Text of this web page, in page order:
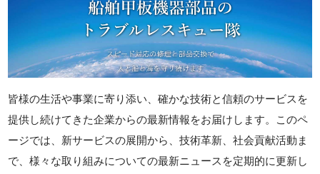
皆様の生活や事業に寄り添い、確かな技術と信頼のサービスを
提供し続けてきた企業からの最新情報をお届けします。このペ
ージでは、新サービスの展開から、技術革新、社会貢献活動ま
で、様々な取り組みについての最新ニュースを定期的に更新し